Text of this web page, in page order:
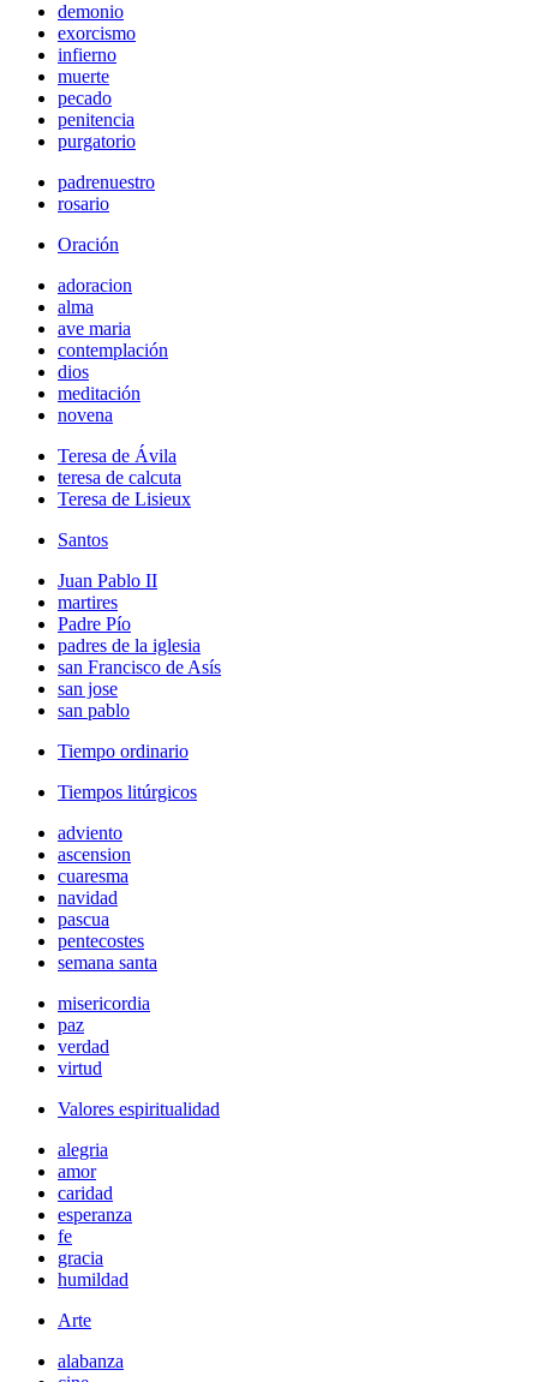
demonio
exorcismo
infierno
muerte
pecado
penitencia
purgatorio
padrenuestro
rosario
Oración
adoracion
alma
ave maria
contemplación
dios
meditación
novena
Teresa de Ávila
teresa de calcuta
Teresa de Lisieux
Santos
Juan Pablo II
martires
Padre Pío
padres de la iglesia
san Francisco de Asís
san jose
san pablo
Tiempo ordinario
Tiempos litúrgicos
adviento
ascension
cuaresma
navidad
pascua
pentecostes
semana santa
misericordia
paz
verdad
virtud
Valores espiritualidad
alegria
amor
caridad
esperanza
fe
gracia
humildad
Arte
alabanza